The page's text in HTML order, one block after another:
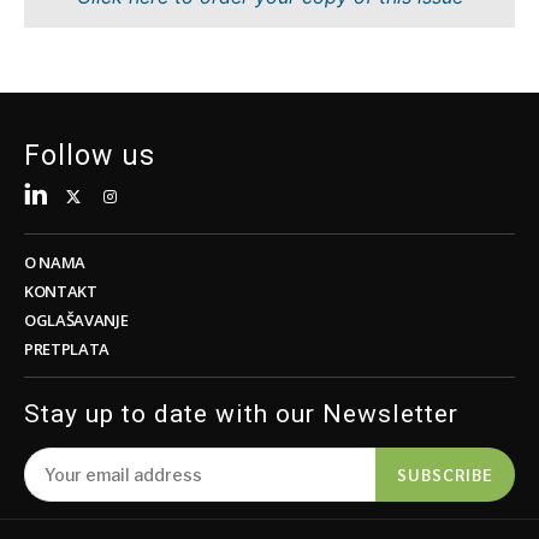
Održivost
Tehnologija
Telekomunikacije
Prevoz
Trgovina
Insights
Intervju
Okrugli
sto
Održivost
Turizam
Trgovina
Insights
Intervju
Mišljenje
Okrugli
sto
Analiza
Follow us
O NAMA
KONTAKT
OGLAŠAVANJE
PRETPLATA
Stay up to date with our Newsletter
SUBSCRIBE